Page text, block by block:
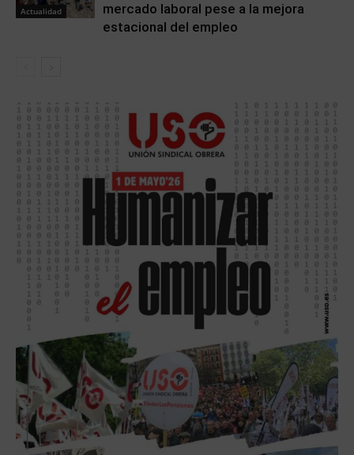
Actualidad
mercado laboral pese a la mejora
estacional del empleo